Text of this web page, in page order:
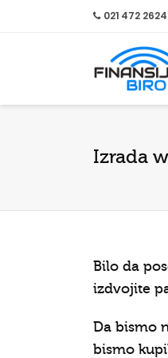
021 472 2624
Izrada
Bilo da
izdvojite
Da bismo
bismo